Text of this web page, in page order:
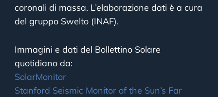
coronali di massa. L’elaborazione dati è a cura
del gruppo Swelto (INAF).
Immagini e dati del Bollettino Solare
quotidiano da:
SolarMonitor
Stanford Seismic Monitor of the Sun’s Far